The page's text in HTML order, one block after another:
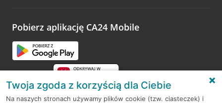
opinie.
Pobierz aplikację CA24 Mobile
Twoja zgoda z korzyścią dla Ciebie
Na naszych stronach używamy plików cookie (tzw. ciasteczek) i